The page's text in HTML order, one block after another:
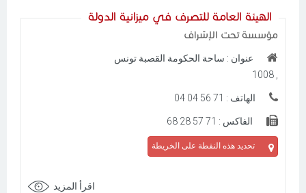
الهيئة العامة للتصرف في ميزانية الدولة
مؤسسة تحت الإشراف
عنوان : ساحة الحكومة القصبة تونس
, 1008
الهاتف : 71 56 04 04
الفاكس : 71 57 28 68
تحديد هذه النقطة على الخريطة
اقرأ المزيد